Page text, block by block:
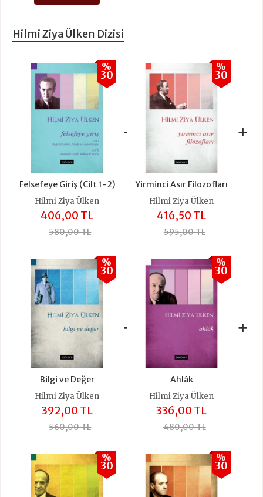
Hilmi Ziya Ülken Dizisi
Felsefeye Giriş (Cilt 1-2)
%
30
Hilmi Ziya Ülken
406,00 TL
580,00 TL
+
Yirminci Asır Filozofları
%
30
Hilmi Ziya Ülken
416,50 TL
595,00 TL
+
Bilgi ve Değer
%
30
Hilmi Ziya Ülken
392,00 TL
560,00 TL
+
Ahlâk
%
30
Hilmi Ziya Ülken
336,00 TL
480,00 TL
+
%
30
%
30